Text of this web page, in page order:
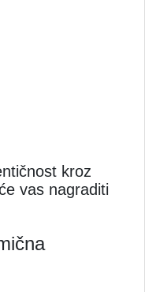
kroz
vas nagraditi